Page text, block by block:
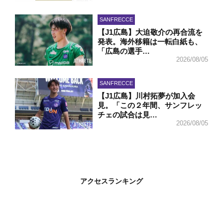
SANFRECCE
【J1広島】大迫敬介の再合流を
発表。海外移籍は一転白紙も、
「広島の選手…
2026/08/05
SANFRECCE
【J1広島】川村拓夢が加入会
見。「この２年間、サンフレッ
チェの試合は見…
2026/08/05
アクセスランキング